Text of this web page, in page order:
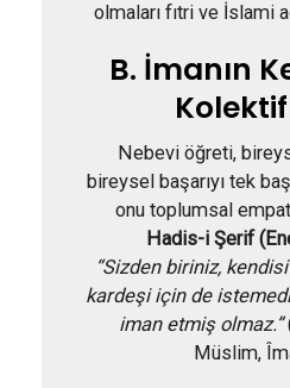
olmaları fıtri ve İslami
B. İmanın
Nebevi öğreti,
bireysel başarıyı tek
onu toplumsal
Hadis-i Şerif
“Sizden biriniz,
kardeşi için de
iman etmiş olmaz.”
Müslim,